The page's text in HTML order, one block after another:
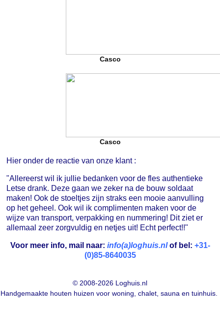
Casco
Casco
Hier onder de reactie van onze klant :
"Allereerst wil ik jullie bedanken voor de fles authentieke
Letse drank. Deze gaan we zeker na de bouw soldaat
maken! Ook de stoeltjes zijn straks een mooie aanvulling
op het geheel. Ook wil ik complimenten maken voor de
wijze van transport, verpakking en nummering! Dit ziet er
allemaal zeer zorgvuldig en netjes uit! Echt perfect!!"
Voor meer info, mail naar: info(a)loghuis.nlof bel: +31-
(0)85-8640035
© 2008-2026 Loghuis.nl
Handgemaakte houten huizen voor woning, chalet, sauna en tuinhuis.